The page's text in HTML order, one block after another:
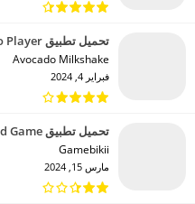
تحميل تطبيق Provid Video Player مهكر للاندرويد 2024
Avocado Milkshake‏
فبراير 4, 2024
تحميل تطبيق Bikii Cloud Game مهكر للاندرويد 2024
Gamebikii‏
مارس 15, 2024